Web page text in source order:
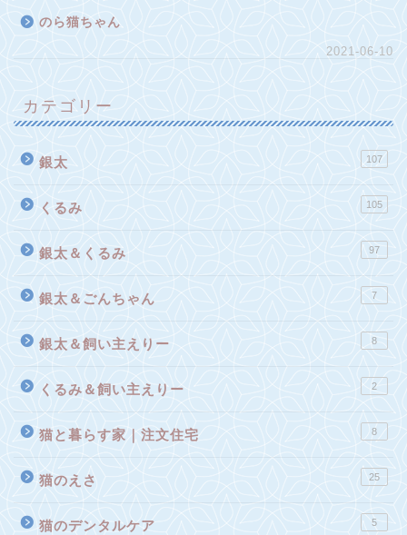
のら猫ちゃん
2021-06-10
カテゴリー
銀太 107
くるみ 105
銀太＆くるみ 97
銀太＆ごんちゃん 7
銀太＆飼い主えりー 8
くるみ＆飼い主えりー 2
猫と暮らす家｜注文住宅 8
猫のえさ 25
猫のデンタルケア 5